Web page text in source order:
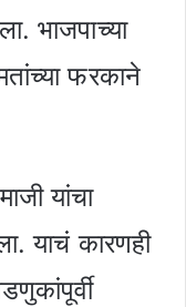
भाजपाच्या
फरकाने
यांचा
याचं कारणही